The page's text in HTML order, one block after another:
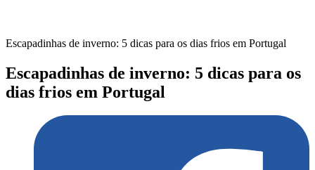
Escapadinhas de inverno: 5 dicas para os dias frios em Portugal
Escapadinhas de inverno: 5 dicas para os
dias frios em Portugal